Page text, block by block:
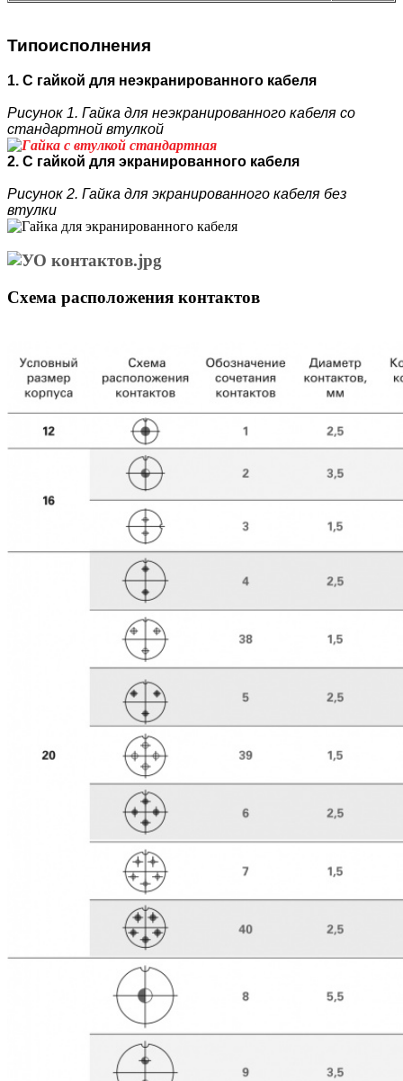
Типоисполнения
1. С гайкой для неэкранированного кабеля
Рисунок 1. Гайка для неэкранированного кабеля со
стандартной втулкой
2. С гайкой для экранированного кабеля
Рисунок 2. Гайка для экранированного кабеля без
втулки
Схема расположения контактов